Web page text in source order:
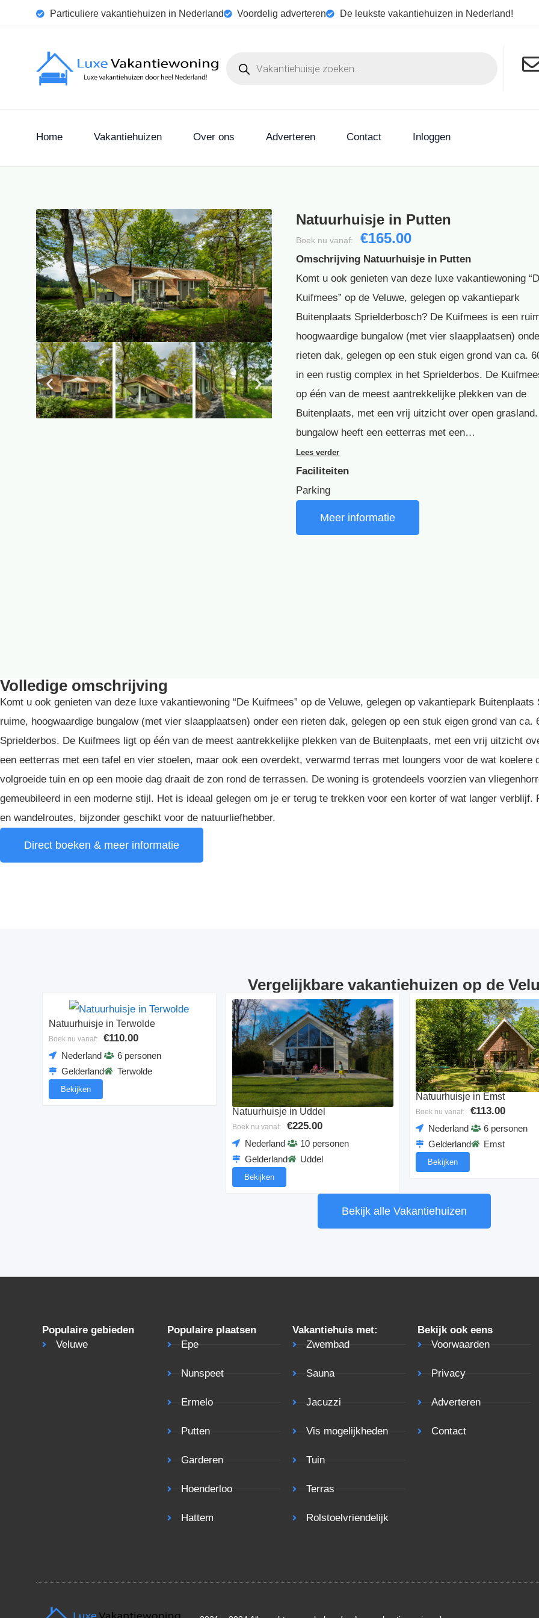
Particuliere vakantiehuizen in Nederland Voordelig adverteren De leukste vakantiehuizen in Nederland!
Home Vakantiehuizen Over ons Adverteren Contact Inloggen
Natuurhuisje in Putten
Boek nu vanaf: €165.00
Omschrijving Natuurhuisje in Putten
Komt u ook genieten van deze luxe vakantiewoning
Kuifmees” op de Veluwe, gelegen op vakantiepark
Buitenplaats Sprielderbosch? De Kuifmees is een
hoogwaardige bungalow (met vier slaapplaatsen)
rieten dak, gelegen op een stuk eigen grond van ca.
in een rustig complex in het Sprielderbos. De
op één van de meest aantrekkelijke plekken van de
Buitenplaats, met een vrij uitzicht over open
bungalow heeft een eetterras met een…
Lees verder
Faciliteiten
Parking
Meer informatie
Volledige omschrijving
Komt u ook genieten van deze luxe vakantiewoning “De Kuifmees” op de Veluwe, gelegen op vakantiepark
ruime, hoogwaardige bungalow (met vier slaapplaatsen) onder een rieten dak, gelegen op een stuk eigen grond van
Sprielderbos. De Kuifmees ligt op één van de meest aantrekkelijke plekken van de Buitenplaats, met een vrij uitzicht
een eetterras met een tafel en vier stoelen, maar ook een overdekt, verwarmd terras met loungers voor de wat koelere
volgroeide tuin en op een mooie dag draait de zon rond de terrassen. De woning is grotendeels voorzien van
gemeubileerd in een moderne stijl. Het is ideaal gelegen om je er terug te trekken voor een korter of wat langer
en wandelroutes, bijzonder geschikt voor de natuurliefhebber.
Direct boeken & meer informatie
Vergelijkbare vakantiehuizen op de
Natuurhuisje in Terwolde
Boek nu vanaf: €110.00
Nederland
Gelderland
6 personen
Terwolde
Bekijken
Natuurhuisje in Uddel
Boek nu vanaf: €225.00
Nederland
Gelderland
10 personen
Uddel
Bekijken
Natuurhuisje in Emst
Boek nu vanaf: €113.00
Nederland
Gelderland
6 personen
Emst
Bekijken
Bekijk alle Vakantiehuizen
Populaire gebieden
Veluwe
Populaire plaatsen
Epe
Nunspeet
Ermelo
Putten
Garderen
Hoenderloo
Hattem
Vakantiehuis met:
Zwembad
Sauna
Jacuzzi
Vis mogelijkheden
Tuin
Terras
Rolstoelvriendelijk
Bekijk ook eens
Voorwaarden
Privacy
Adverteren
Contact